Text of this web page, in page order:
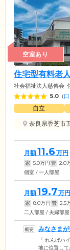
空室あり
住宅型有料老
社会福祉法人慈傳会
5.0 (
自立
奈良県香芝市
月額11.6 万円
家 5.0万円 管 2.0
個室 / 一人部屋
月額19.7万円
家 8.0万円 管 2.5
二人部屋 / 夫婦部屋
みなさま
「 れんげハ
地に位置して